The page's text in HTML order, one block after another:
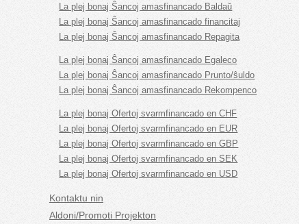
La plej bonaj Ŝancoj amasfinancado Baldaŭ
La plej bonaj Ŝancoj amasfinancado financitaj
La plej bonaj Ŝancoj amasfinancado Repagita
La plej bonaj Ŝancoj amasfinancado Egaleco
La plej bonaj Ŝancoj amasfinancado Prunto/ŝuldo
La plej bonaj Ŝancoj amasfinancado Rekompenco
La plej bonaj Ofertoj svarmfinancado en CHF
La plej bonaj Ofertoj svarmfinancado en EUR
La plej bonaj Ofertoj svarmfinancado en GBP
La plej bonaj Ofertoj svarmfinancado en SEK
La plej bonaj Ofertoj svarmfinancado en USD
Kontaktu nin
Aldoni/Promoti Projekton